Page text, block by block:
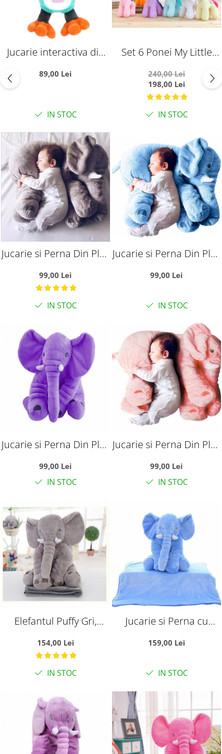
Jucarie interactiva din
respiratie, lumini si
89,00 Lei
IN STOC
Set 6 Ponei My Little
240,00 Lei
198,00 Lei
IN STOC
Jucarie si Perna Din Plus
99,00 Lei
IN STOC
Jucarie si Perna Din Plus
99,00 Lei
IN STOC
Jucarie si Perna Din Plus
99,00 Lei
IN STOC
Jucarie si Perna Din Plus
99,00 Lei
IN STOC
Elefantul Puffy Gri,
Patura Din Plus
154,00 Lei
IN STOC
Jucarie si Perna cu
Elefantul Puffy Bleu
159,00 Lei
IN STOC